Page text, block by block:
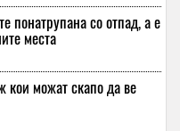
понатрупана со отпад, а е
места
кои можат скапо да ве